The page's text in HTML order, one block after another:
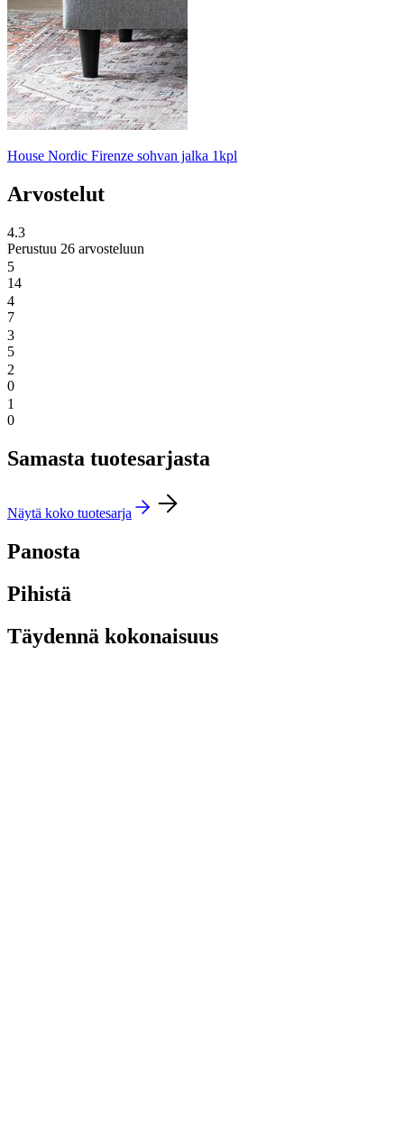
House Nordic Firenze sohvan jalka 1kpl
Arvostelut
4.3
Perustuu 26 arvosteluun
5
14
4
7
3
5
2
0
1
0
Samasta tuotesarjasta
Näytä koko tuotesarja
Panosta
Pihistä
Täydennä kokonaisuus